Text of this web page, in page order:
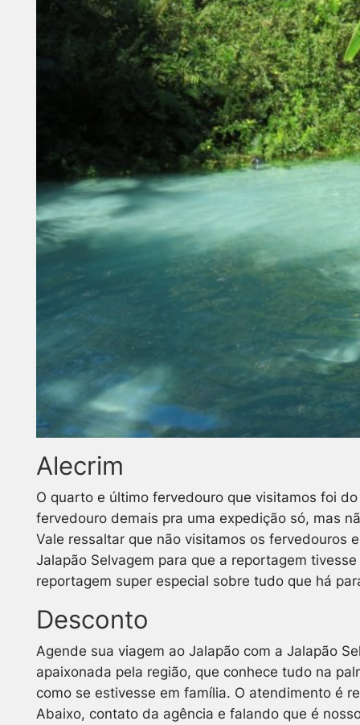
Alecrim
O quarto e último fervedouro que visitamos foi
fervedouro demais pra uma expedição só, mas
Vale ressaltar que não visitamos os fervedouros
Jalapão Selvagem para que a reportagem
reportagem super especial sobre tudo que há
Desconto
Agende sua viagem ao Jalapão com a Jalapão
apaixonada pela região, que conhece tudo na
como se estivesse em família. O atendimento é
Abaixo, contato da agência e falando que é